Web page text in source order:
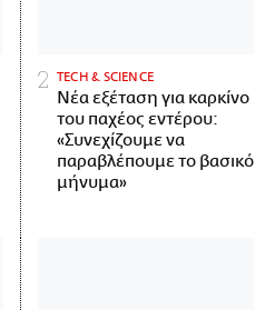
ΤECH & SCIENCE
Νέα εξέταση για καρκίνο
του παχέος εντέρου:
«Συνεχίζουμε να
παραβλέπουμε το βασικό
μήνυμα»